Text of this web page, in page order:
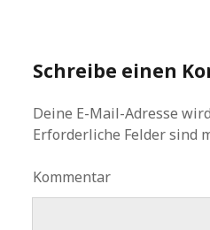
Schreibe einen
Deine E-Mail-Adresse
Erforderliche Felder sind
Kommentar